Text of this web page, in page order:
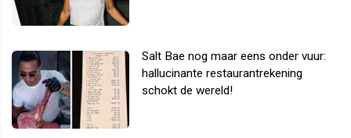
Salt Bae nog maar eens onder vuur:
hallucinante restaurantrekening
schokt de wereld!